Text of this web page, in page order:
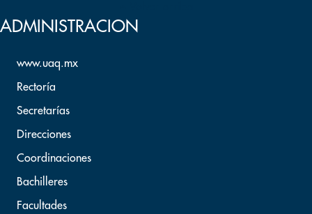
ADMINISTRACION
www.uaq.mx
Rectoría
Secretarías
Direcciones
Coordinaciones
Bachilleres
Facultades